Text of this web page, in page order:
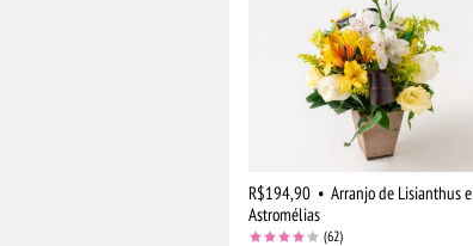
R$194,90 • Arranjo de Lisianthus e
Astromélias
(62)